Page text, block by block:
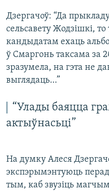
Дзергачоў: “Да
сельсавету Жодзішкі, то
кандыдатам ехаць
ў Смаргонь таксама за
зразумела, на гэта не
выглядаць…”
“Улады баяцца
актыўнасьці”
На думку Алеся
экспэрымэнтуюць
тым, каб звузіць